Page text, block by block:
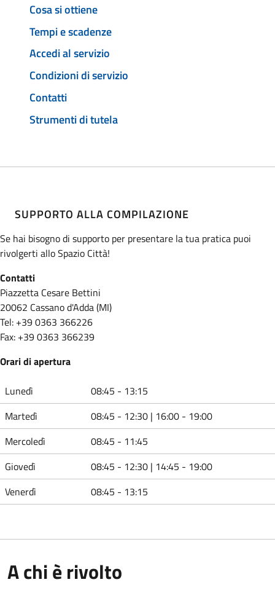
Cosa si ottiene
Tempi e scadenze
Accedi al servizio
Condizioni di servizio
Contatti
Strumenti di tutela
SUPPORTO ALLA COMPILAZIONE
Se hai bisogno di supporto per presentare la tua pratica puoi
rivolgerti allo Spazio Città!
Contatti
Piazzetta Cesare Bettini
20062 Cassano d'Adda (MI)
Tel: +39 0363 366226
Fax: +39 0363 366239
Orari di apertura
Lunedì
08:45 - 13:15
Martedì
08:45 - 12:30 | 16:00 - 19:00
Mercoledì
08:45 - 11:45
Giovedì
08:45 - 12:30 | 14:45 - 19:00
Venerdì
08:45 - 13:15
A chi è rivolto